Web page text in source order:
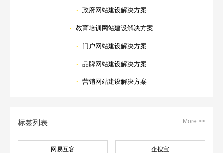
· 政府网站建设解决方案
· 教育培训网站建设解决方案
· 门户网站建设解决方案
· 品牌网站建设解决方案
· 营销网站建设解决方案
标签列表 More >>
网易互客 企搜宝